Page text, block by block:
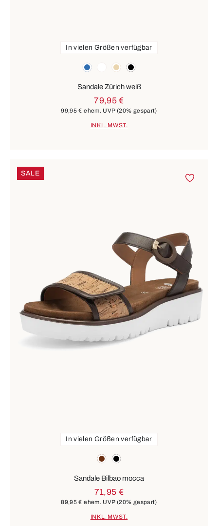
blau beigeschwarz
In vielen Größen verfügbar
Sandale Zürich weiß
79,95 €
99,95 € ehem. UVP (20% gespart)
INKL. MWST.
SALE
braunschwarz
In vielen Größen verfügbar
Sandale Bilbao mocca
71,95 €
89,95 € ehem. UVP (20% gespart)
INKL. MWST.